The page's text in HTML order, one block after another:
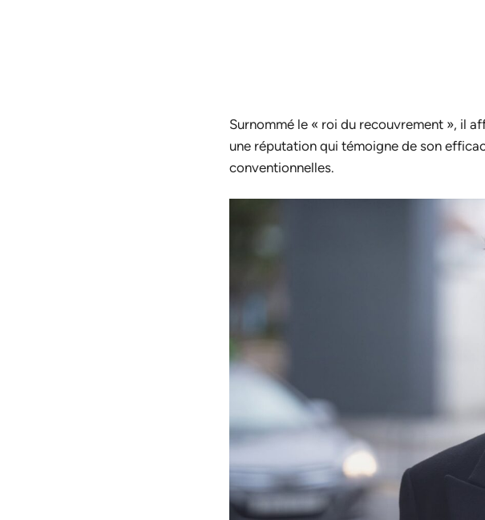
Surnommé le « roi du recouvrement », il
une réputation qui témoigne de son
conventionnelles.